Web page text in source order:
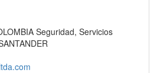
Seguridad, Servicios